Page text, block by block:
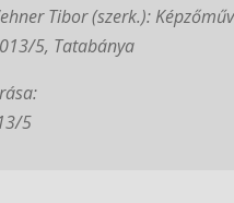
Tibor (szerk.):
5, Tatabánya
5